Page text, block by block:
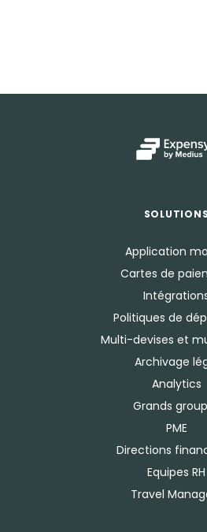
SOLUTIONS
Application
Cartes de
Politiques de
Multi-devises et
Archivage
Analytics
Grands
PME
Directions
Equipes RH
Travel